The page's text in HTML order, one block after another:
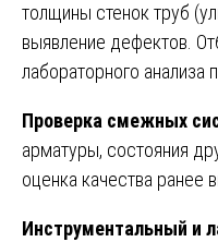
толщины стенок труб
выявление дефектов.
лабораторного анализа
Проверка смежных
арматуры, состояния
оценка качества ранее
Инструментальный и